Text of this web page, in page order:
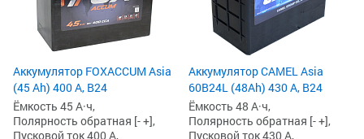
Аккумулятор FOXACCUM Asia
(45 Ah) 400 А, B24
Ёмкость 45 А·ч,
Полярность обратная [- +],
Пусковой ток 400 А,
Аккумулятор CAMEL Asia
60B24L (48Ah) 430 А, B24
Ёмкость 48 А·ч,
Полярность обратная [- +],
Пусковой ток 430 А,